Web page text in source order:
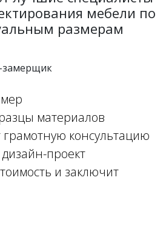
мебели по
размерам
материалов
грамотную консультацию
проект
и заключит